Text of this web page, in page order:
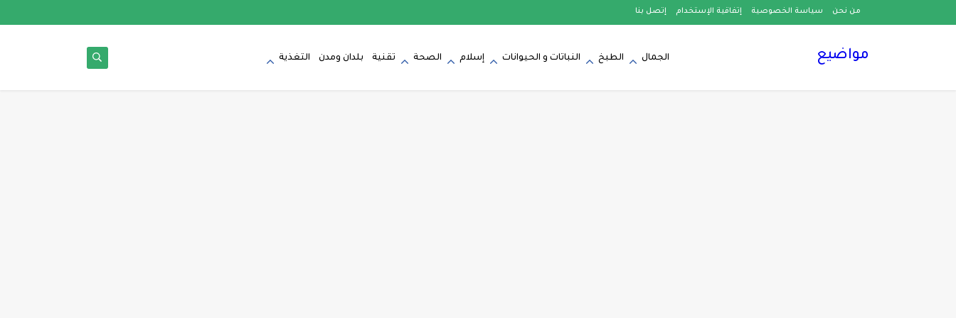
من نحن سياسة الخصوصية إتفاقية الإستخدام إتصل بنا
مواضيع الجمال الطبخ النباتات و الحيوانات إسلام الصحة تقنية بلدان ومدن التغذية